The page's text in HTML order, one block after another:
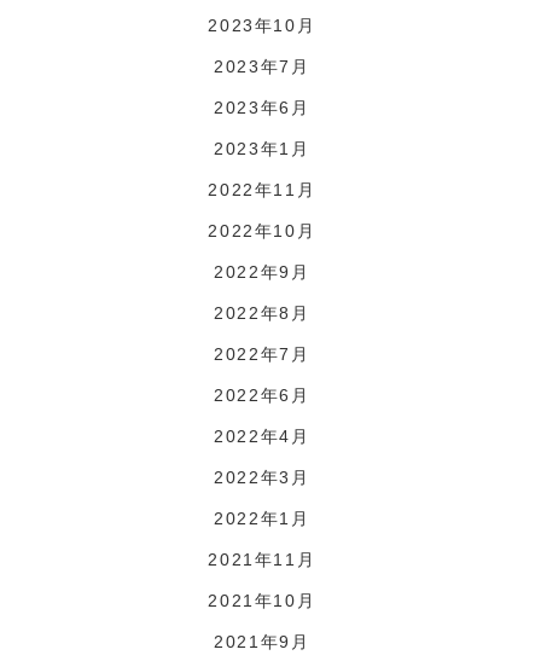
2023年10月
2023年7月
2023年6月
2023年1月
2022年11月
2022年10月
2022年9月
2022年8月
2022年7月
2022年6月
2022年4月
2022年3月
2022年1月
2021年11月
2021年10月
2021年9月